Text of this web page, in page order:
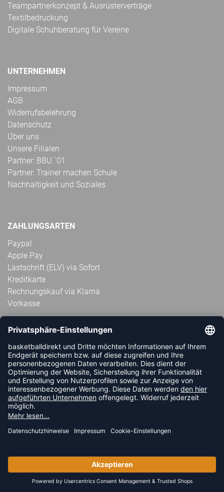
Teampartnerkonzept & Ausrüsterverträge
Textilbedruckung
Digitale Schuhberatung für Vereine
UNTERNEHMEN
Impressum
AGB
Widerrufsbelehrung
Datenschutz
Über uns
Unsere Filialen
Partner: BBU ´01
Partner: Trainer machen Schule
Nachhaltigkeit und Soziales
ZAHLUNGSARTEN
Paypal
Apple Pay
Lastschrift (ELV) via Sofort
Kreditkarte
Rechnungskauf via Klarna
Vorkasse
ABONNIERE JETZT DEN KOSTENLOSEN
HANDBALLDIREKT-NEWSLETTER UND VERPASSE KEINE
NEUIGKEIT ODER AKTION MEHR.
JETZT ANMELDEN